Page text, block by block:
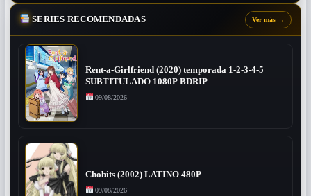
SERIES RECOMENDADAS Ver más →
Rent-a-Girlfriend (2020) temporada 1-2-3-4-5
SUBTITULADO 1080P BDRIP
09/08/2026
Chobits (2002) LATINO 480P
09/08/2026